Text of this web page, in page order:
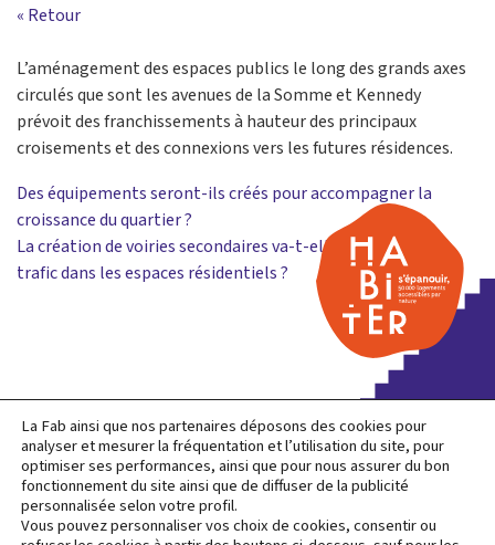
« Retour
L’aménagement des espaces publics le long des grands axes
circulés que sont les avenues de la Somme et Kennedy
prévoit des franchissements à hauteur des principaux
croisements et des connexions vers les futures résidences.
Navigation
de
l’article
Des équipements seront-ils créés pour accompagner la
croissance du quartier ?
La création de voiries secondaires va-t-elle augmenter le
trafic dans les espaces résidentiels ?
L’opération d’aménagement Mérignac Soleil, plus
grande opération de renaturation en France, est
lauréate du programme national "Démonstrateurs de la
La Fab ainsi que nos partenaires déposons des cookies pour
analyser et mesurer la fréquentation et l’utilisation du site, pour
optimiser ses performances, ainsi que pour nous assurer du bon
fonctionnement du site ainsi que de diffuser de la publicité
personnalisée selon votre profil.
Vous pouvez personnaliser vos choix de cookies, consentir ou